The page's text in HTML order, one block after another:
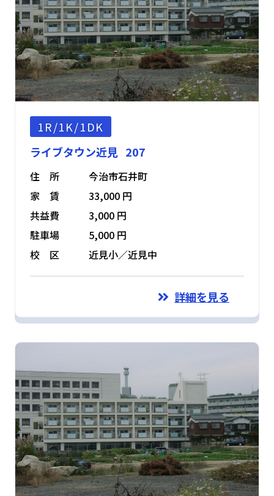
1R/1K/1DK
ライブタウン近見 207
住 所
今治市石井町
家 賃
33,000 円
共益費
3,000 円
駐車場
5,000 円
校 区
近見小／近見中
詳細を見る